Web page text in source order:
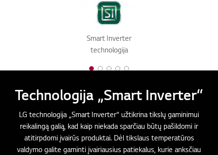
Smart Inverter
technologija
1 of 52 of 53 of 54 of 55 of 5
Technologija „Smart Inverter“
LG technologija „Smart Inverter“ užtikrina tikslų gaminimui
reikalingą galią, kad kaip niekada sparčiau būtų pašildomi ir
atitirpdomi įvairūs produktai. Dėl tikslaus temperatūros
valdymo galite gaminti įvairiausius patiekalus, kurie anksčiau